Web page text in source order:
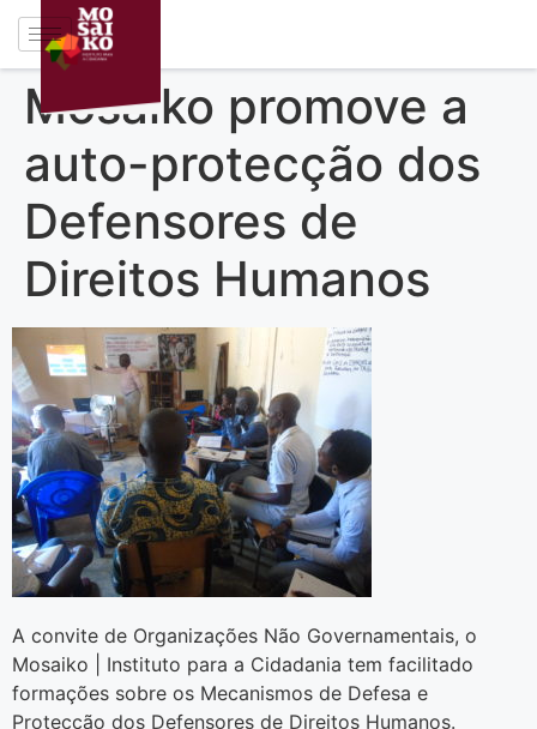
Mosaiko promove a
auto-protecção dos
Defensores de
Direitos Humanos
A convite de Organizações Não Governamentais, o
Mosaiko | Instituto para a Cidadania tem facilitado
formações sobre os Mecanismos de Defesa e
Protecção dos Defensores de Direitos Humanos.